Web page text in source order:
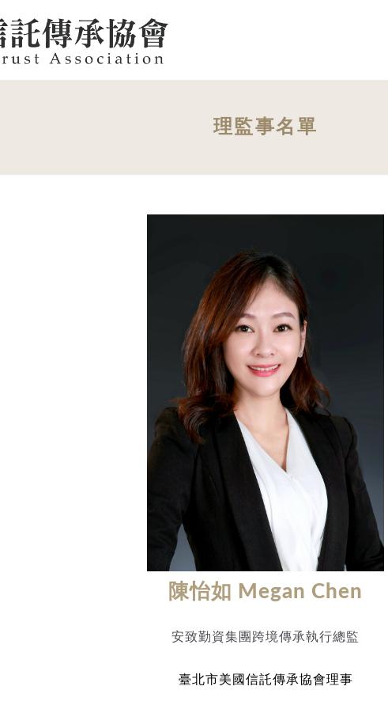
理監事名單
陳怡如 Megan Chen
安致勤資集團跨境傳承執行總監
臺北市美國信託傳承協會理事